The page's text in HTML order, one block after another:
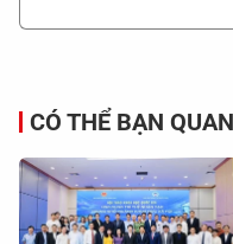
CÓ THỂ BẠN